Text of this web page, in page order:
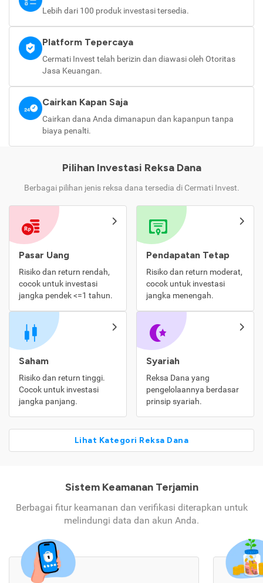
Lebih dari 100 produk investasi tersedia.
Platform Tepercaya
Cermati Invest telah berizin dan diawasi oleh Otoritas
Jasa Keuangan.
Cairkan Kapan Saja
Cairkan dana Anda dimanapun dan kapanpun tanpa
biaya penalti.
Pilihan Investasi Reksa Dana
Berbagai pilihan jenis reksa dana tersedia di Cermati Invest.
Pasar Uang
Risiko dan return rendah,
cocok untuk investasi
jangka pendek <=1 tahun.
Pendapatan Tetap
Risiko dan return moderat,
cocok untuk investasi
jangka menengah.
Saham
Risiko dan return tinggi.
Cocok untuk investasi
jangka panjang.
Syariah
Reksa Dana yang
pengelolaannya berdasar
prinsip syariah.
Lihat Kategori Reksa Dana
Sistem Keamanan Terjamin
Berbagai fitur keamanan dan verifikasi diterapkan untuk
melindungi data dan akun Anda.